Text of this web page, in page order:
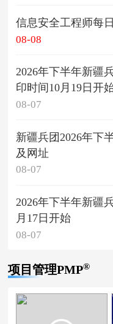
信息安全工程师每
08-08
2026年下半年新疆
印时间10月19日开
08-07
新疆兵团2026年下
及网址
08-07
2026年下半年新疆
月17日开始
08-07
项目管理PMP®